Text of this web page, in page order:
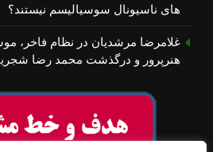
های ناسیونال سوسیالیسم نیستند؟
غلامرضا مرشدیان در نظام فاخر،
هنرپرور و درگذشت محمد رضا